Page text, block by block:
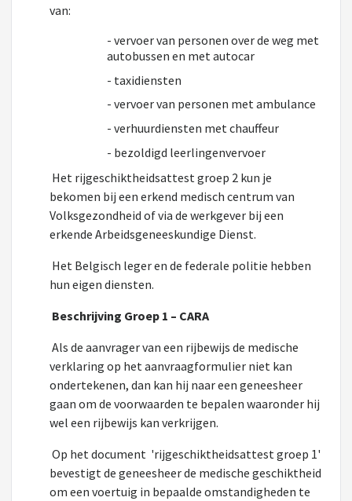
van:
- vervoer van personen over de weg met
autobussen en met autocar
- taxidiensten
- vervoer van personen met ambulance
- verhuurdiensten met chauffeur
- bezoldigd leerlingenvervoer
Het rijgeschiktheidsattest groep 2 kun je
bekomen bij een erkend medisch centrum van
Volksgezondheid of via de werkgever bij een
erkende Arbeidsgeneeskundige Dienst.
Het Belgisch leger en de federale politie hebben
hun eigen diensten.
Beschrijving Groep 1 – CARA
Als de aanvrager van een rijbewijs de medische
verklaring op het aanvraagformulier niet kan
ondertekenen, dan kan hij naar een geneesheer
gaan om de voorwaarden te bepalen waaronder hij
wel een rijbewijs kan verkrijgen.
Op het document 'rijgeschiktheidsattest groep 1'
bevestigt de geneesheer de medische geschiktheid
om een voertuig in bepaalde omstandigheden te